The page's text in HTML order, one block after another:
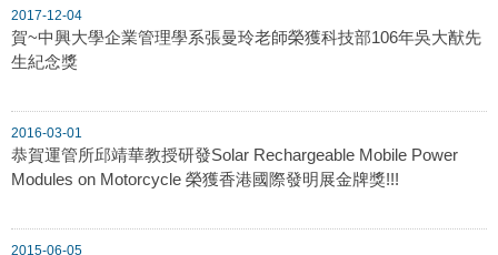
2017-12-04
賀~中興大學企業管理學系張曼玲老師榮獲科技部106年吳大猷先
生紀念獎
2016-03-01
恭賀運管所邱靖華教授研發Solar Rechargeable Mobile Power
Modules on Motorcycle 榮獲香港國際發明展金牌獎!!!
2015-06-05